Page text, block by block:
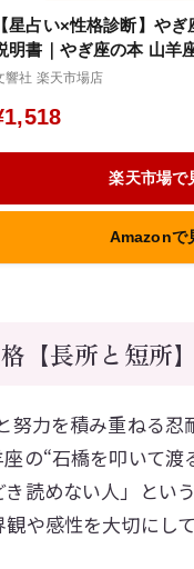
【星占い×性格診断】や
明書｜やぎ座の本 山羊
明書 山羊座さん 運勢
彼氏 家族 プレゼント
響社 楽天市場店
楽天市場で
Amazonで
【長所と短所】
努力を積み重ねる
の“石橋を叩いて
読めない人」とい
や感性を大切にして